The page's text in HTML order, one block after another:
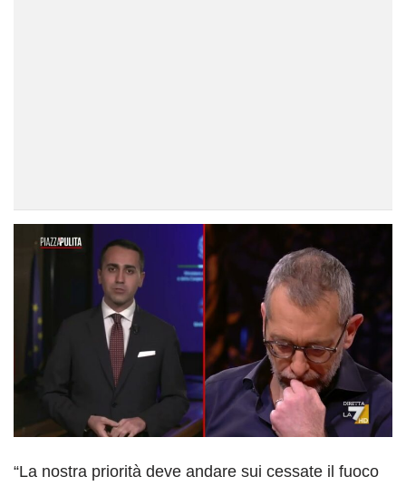
“La nostra priorità deve andare sui cessate il fuoco